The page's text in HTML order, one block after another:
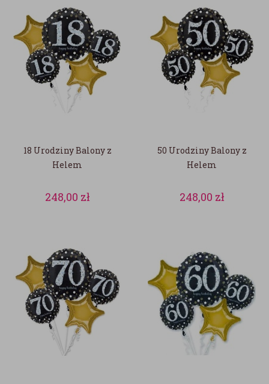
18 Urodziny Balony z
Helem
248,00 zł
50 Urodziny Balony z
Helem
248,00 zł